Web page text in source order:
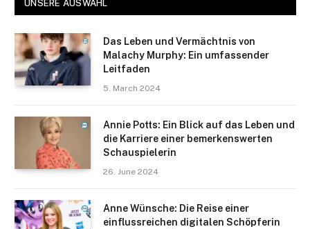
UNSERE AUSWAHL
Das Leben und Vermächtnis von
Malachy Murphy: Ein umfassender
Leitfaden
5. March 2024
Annie Potts: Ein Blick auf das Leben und
die Karriere einer bemerkenswerten
Schauspielerin
26. June 2024
Anne Wünsche: Die Reise einer
einflussreichen digitalen Schöpferin